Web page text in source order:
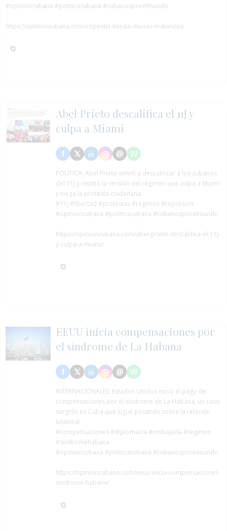
#opinioncubana #politicacubana #cubanosporelmundo
https://opinioncubana.com/copextel-tienda-divisas-matanzas/
Abel Prieto descalifica el 11J y
culpa a Miami
POLíTICA:Abel Prieto volvió a descalificar a los cubanos
del 11J y repitió la versión del régimen que culpa a Miami
y niega la protesta ciudadana.
#11j #libertad #protestas #regimen #represion
#opinioncubana #politicacubana #cubanosporelmundo
https://opinioncubana.com/abel-prieto-descalifica-el-11j-
y-culpa-a-miami/
EEUU inicia compensaciones por
el síndrome de La Habana
INTERNACIONALES: Estados Unidos inició el pago de
compensaciones por el síndrome de La Habana, un caso
surgido en Cuba que sigue pesando sobre la relación
bilateral.
#compensaciones #diplomacia #embajada #regimen
#sindromehabana
#opinioncubana #politicacubana #cubanosporelmundo
https://opinioncubana.com/eeuu-inicia-compensaciones-
sindrome-habana/